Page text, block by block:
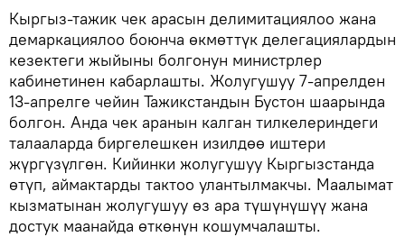
Кыргыз-тажик чек арасын делимитациялоо жана
демаркациялоо боюнча өкмөттүк делегациялардын
кезектеги жыйыны болгонун министрлер
кабинетинен кабарлашты. Жолугушуу 7-апрелден
13-апрелге чейин Тажикстандын Бустон шаарында
болгон. Анда чек аранын калган тилкелериндеги
талааларда биргелешкен изилдөө иштери
жүргүзүлгөн. Кийинки жолугушуу Кыргызстанда
өтүп, аймактарды тактоо улантылмакчы. Маалымат
кызматынан жолугушуу өз ара түшүнүшүү жана
достук маанайда өткөнүн кошумчалашты.